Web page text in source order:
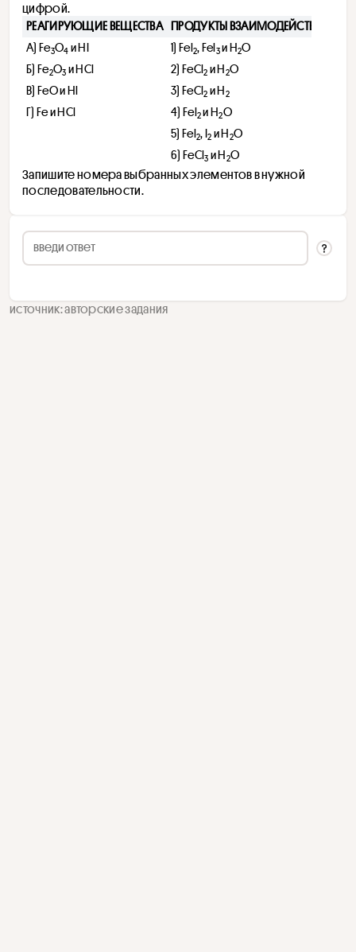
цифрой.
РЕАГИРУЮЩИЕ ВЕЩЕСТВА
ПРОДУКТЫ ВЗАИМОДЕЙСТВИЯ
А) Fe3O4 и HI 1) Fel2, Fel3 и H2O
Б) Fe2O3 и HCl 2) FeСl2 и H2O
В) FeO и Hl
3) FeCl2 и H2
Г) Fe и HCl 4) Fel2 и H2O
5) Fel2, I2 и H2O
6) FeCl3 и H2O
Запишите номера выбранных элементов в нужной
последовательности.
источник: авторские задания